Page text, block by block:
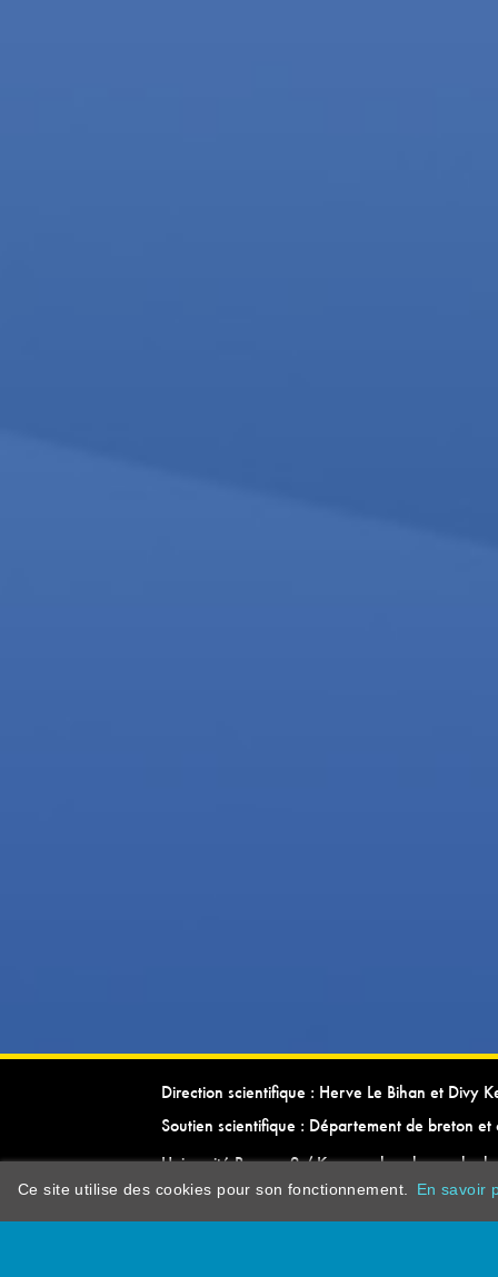
Direction scientifique : Herve Le Bihan et Divy
Soutien scientifique : Département de breton et
Université Rennes 2 / Kevrenn brezhoneg ha
Ce site utilise des cookies pour son fonctionnement. En savoir